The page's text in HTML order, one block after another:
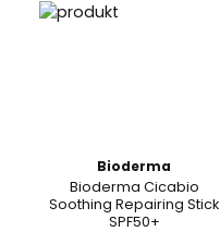
Bioderma
Bioderma Cicabio
Soothing Repairing Stick
SPF50+